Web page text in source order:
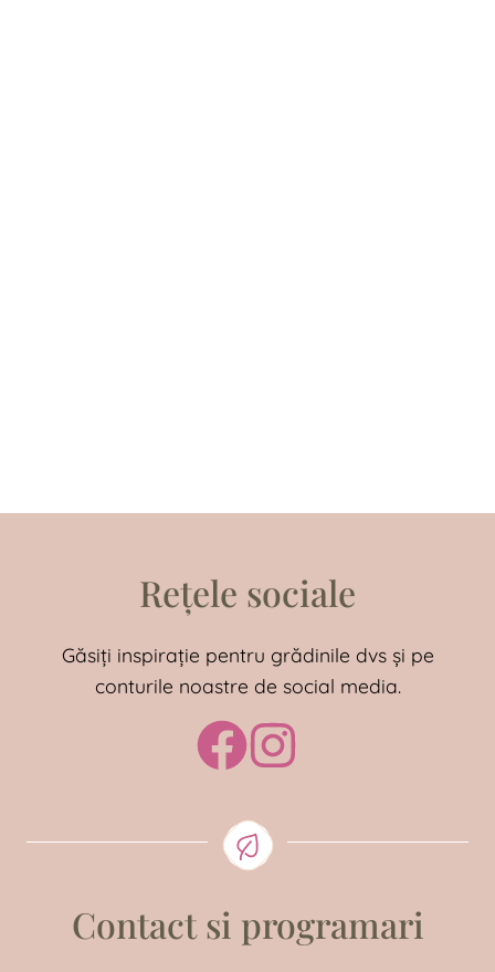
Rețele sociale
Găsiți inspirație pentru grădinile dvs și pe
conturile noastre de social media.
Contact si programari